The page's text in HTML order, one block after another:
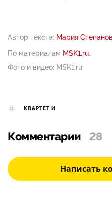
Автор текста: Мария
По материалам MSK1.ru.
Фото и видео: MSK1.ru
КВАРТЕТ И
Комментарии 28
Написать